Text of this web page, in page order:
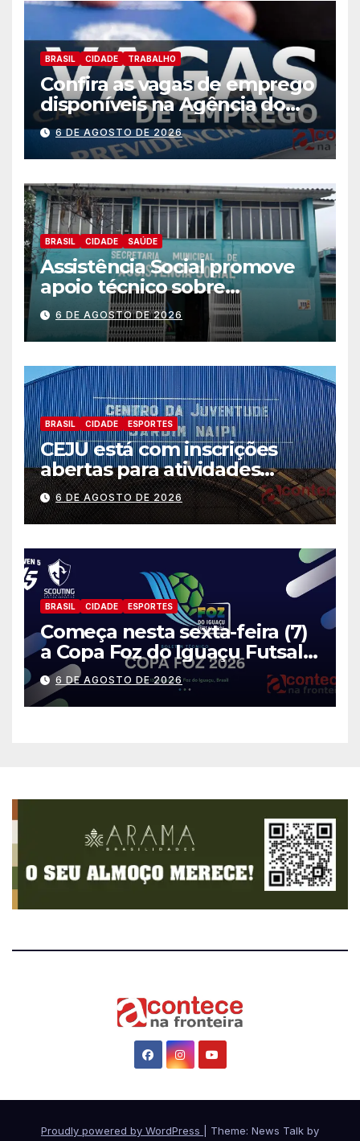
BRASIL CIDADE TRABALHO
Confira as vagas de emprego
disponíveis na Agência do
Trabalhador
6 DE AGOSTO DE 2026
BRASIL CIDADE SAÚDE
Assistência Social promove
apoio técnico sobre
preparação e resposta a
situações de emergência e
calamidade pública
6 DE AGOSTO DE 2026
BRASIL CIDADE ESPORTES
CEJU está com inscrições
abertas para atividades
gratuitas
6 DE AGOSTO DE 2026
BRASIL CIDADE ESPORTES
Começa nesta sexta-feira (7)
a Copa Foz do Iguaçu Futsal
2026 com equipes de quatro
países
6 DE AGOSTO DE 2026
Proudly powered by WordPress Theme: News Talk by